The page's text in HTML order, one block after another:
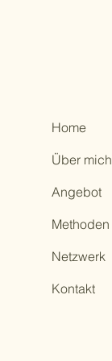
Home
Über mich
Angebot
Methoden
Netzwerk
Kontakt